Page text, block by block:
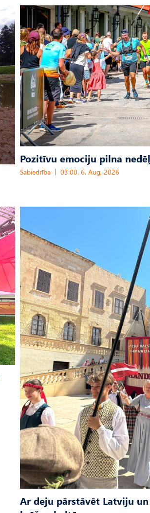
Pozitīvu emociju pilna
Sabiedrība 03:00, 6. Aug, 2026
Ar deju pārstāvēt Latviju